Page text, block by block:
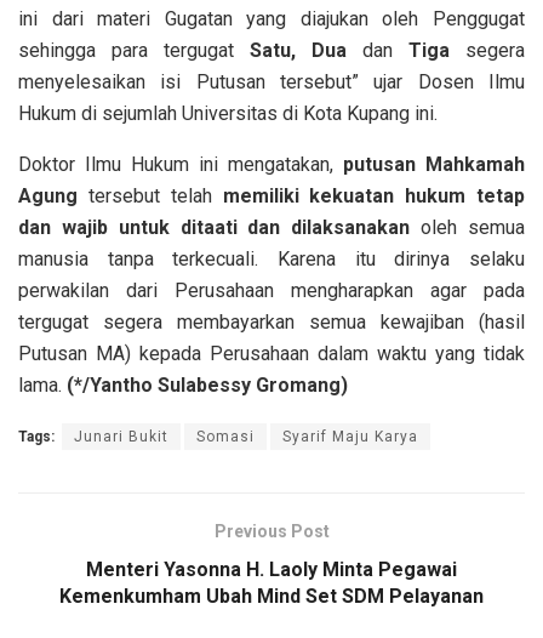
ini dari materi Gugatan yang diajukan oleh Penggugat
sehingga para tergugat Satu, Dua dan Tiga segera
menyelesaikan isi Putusan tersebut” ujar Dosen Ilmu
Hukum di sejumlah Universitas di Kota Kupang ini.
Doktor Ilmu Hukum ini mengatakan, putusan Mahkamah
Agung tersebut telah memiliki kekuatan hukum tetap
dan wajib untuk ditaati dan dilaksanakan oleh semua
manusia tanpa terkecuali. Karena itu dirinya selaku
perwakilan dari Perusahaan mengharapkan agar pada
tergugat segera membayarkan semua kewajiban (hasil
Putusan MA) kepada Perusahaan dalam waktu yang tidak
lama. (*/Yantho Sulabessy Gromang)
Tags: Junari Bukit Somasi Syarif Maju Karya
Previous Post
Menteri Yasonna H. Laoly Minta Pegawai
Kemenkumham Ubah Mind Set SDM Pelayanan